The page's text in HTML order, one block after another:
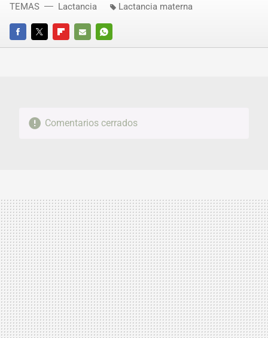
FACEBOOKTWITTERFLIPBOARD
E-
WHATSAPP
TEMAS Lactancia Lactancia materna
Comentarios cerrados